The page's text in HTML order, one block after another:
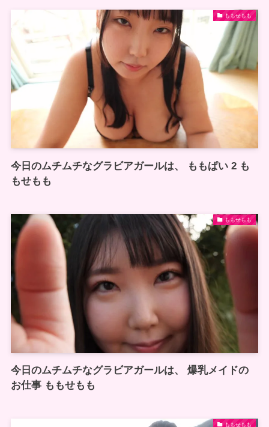
ももせもも
今日のムチムチなグラビアガールは、 ももぱい 2 も
もせもも
ももせもも
今日のムチムチなグラビアガールは、 爆乳メイドの
お仕事 ももせもも
ももせもも